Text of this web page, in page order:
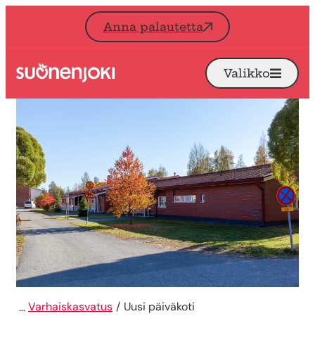
Siirry sisältöön
Anna palautetta
Etusivu Avaa
Valikko
Varhaiskasvatus Uusi päiväkoti